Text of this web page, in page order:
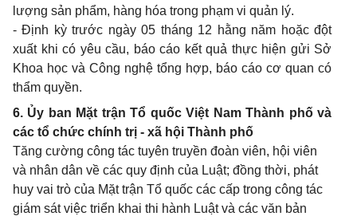
lượng sản phẩm, hàng hóa trong phạm vi quản lý.
- Định kỳ trước ngày 05 tháng 12 hằng năm hoặc đột
xuất khi có yêu cầu, báo cáo kết quả thực hiện gửi Sở
Khoa học và Công nghệ tổng hợp, báo cáo cơ quan có
thẩm quyền.
6. Ủy ban Mặt trận Tổ quốc Việt Nam Thành phố và
các tổ chức chính trị - xã hội Thành phố
Tăng cường công tác tuyên truyền đoàn viên, hội viên
và nhân dân về các quy định của Luật; đồng thời, phát
huy vai trò của Mặt trận Tổ quốc các cấp trong công tác
giám sát việc triển khai thi hành Luật và các văn bản